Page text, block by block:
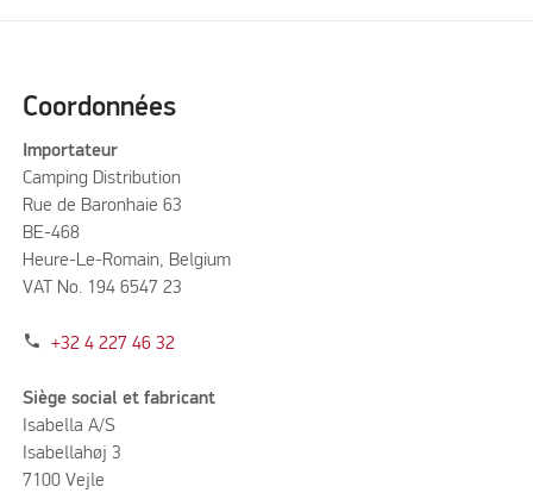
Coordonnées
Importateur
Camping Distribution
Rue de Baronhaie 63
BE-468
Heure-Le-Romain, Belgium
VAT No. 194 6547 23
phone +32 4 227 46 32
Siège social et fabricant
Isabella A/S
Isabellahøj 3
7100 Vejle